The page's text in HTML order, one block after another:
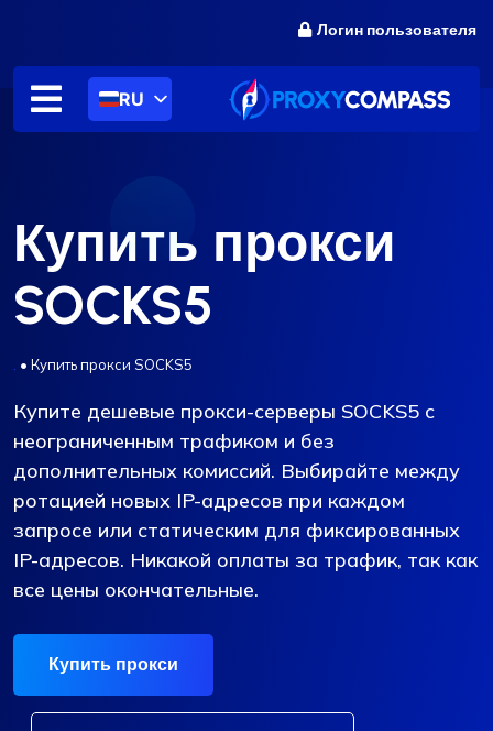
содержанию
Логин пользователя
RU
Купить прокси
SOCKS5
• Купить прокси SOCKS5
Купите дешевые прокси-серверы SOCKS5 с
неограниченным трафиком и без
дополнительных комиссий. Выбирайте между
ротацией новых IP-адресов при каждом
запросе или статическим для фиксированных
IP-адресов. Никакой оплаты за трафик, так как
все цены окончательные.
Купить прокси